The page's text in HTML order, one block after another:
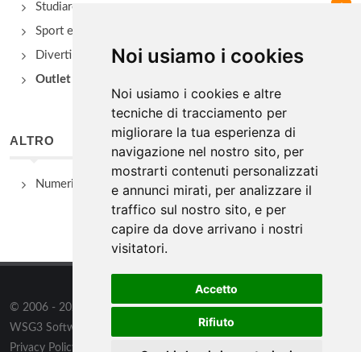
Noi usiamo i cookies
Noi usiamo i cookies e altre
tecniche di tracciamento per
migliorare la tua esperienza di
navigazione nel nostro sito, per
mostrarti contenuti personalizzati
e annunci mirati, per analizzare il
traffico sul nostro sito, e per
capire da dove arrivano i nostri
visitatori.
Accetto
Rifiuto
Studiare
Sport e Benessere
Divertimento e Natura
Outlet e spacci aziendali
ALTRO
Numeri Utili
© 2006 - 2026 WSG3 STUDIOtutti i diritti riservati. Powered by
WSG3 Software
Privacy Policy
Preferenze sui Cookies